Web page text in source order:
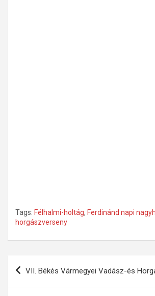
Tags: Félhalmi-holtág, Ferdinánd napi
horgászverseny
Bejegyzés
VII. Békés Vármegyei Vadász-és